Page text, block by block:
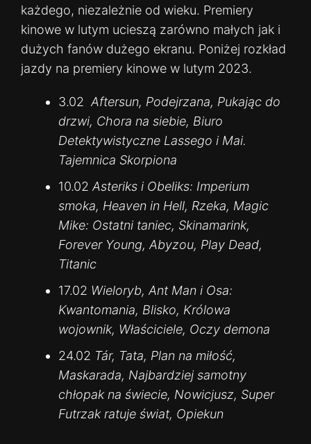
każdego, niezależnie od wieku. Premiery
kinowe w lutym ucieszą zarówno małych jak i
dużych fanów dużego ekranu. Poniżej rozkład
jazdy na premiery kinowe w lutym 2023.
3.02 Aftersun, Podejrzana, Pukając do
drzwi, Chora na siebie, Biuro
Detektywistyczne Lassego i Mai.
Tajemnica Skorpiona
10.02 Asteriks i Obeliks: Imperium
smoka, Heaven in Hell, Rzeka, Magic
Mike: Ostatni taniec, Skinamarink,
Forever Young, Abyzou, Play Dead,
Titanic
17.02 Wieloryb, Ant Man i Osa:
Kwantomania, Blisko, Królowa
wojownik, Właściciele, Oczy demona
24.02 Tár, Tata, Plan na miłość,
Maskarada, Najbardziej samotny
chłopak na świecie, Nowicjusz, Super
Futrzak ratuje świat, Opiekun